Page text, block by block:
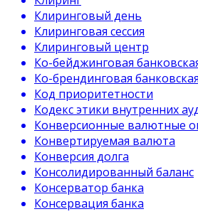
Клиринговый день
Клиринговая сессия
Клиринговый центр
Ко-бейджинговая
Ко-брендинговая
Код приоритетности
Кодекс этики внутренних
Конверсионные валютные
Конвертируемая валюта
Конверсия долга
Консолидированный баланс
Консерватор банка
Консервация банка